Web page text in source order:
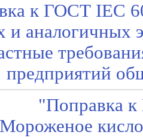
к ГОСТ IEC
и аналогичных
предприятий
"Поправка